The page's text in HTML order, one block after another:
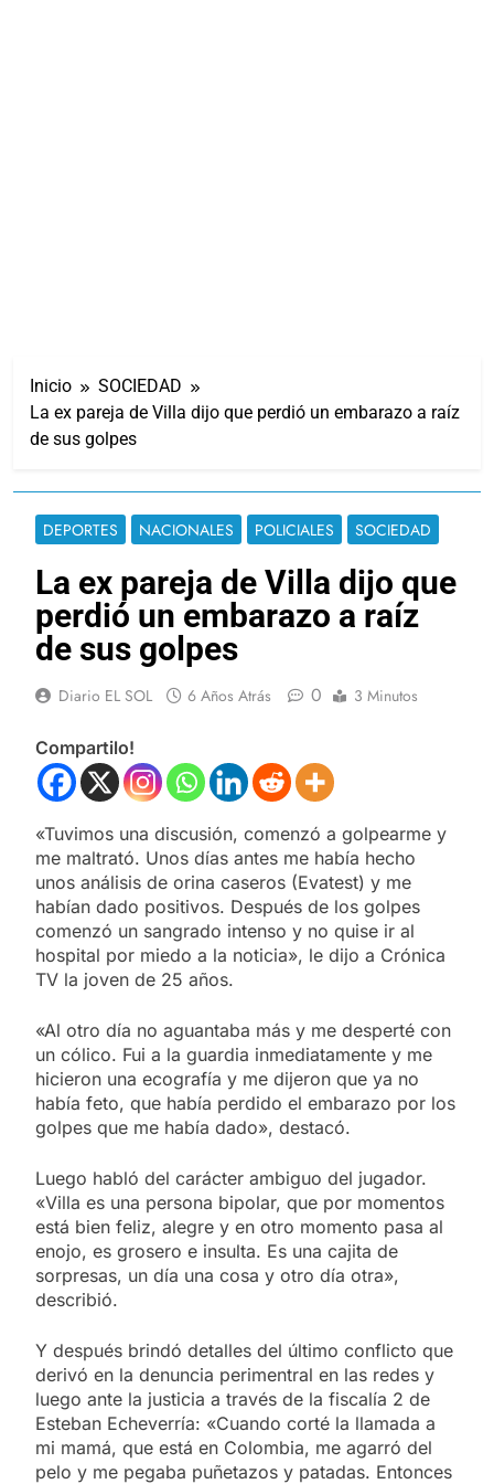
Inicio
SOCIEDAD
La ex pareja de Villa dijo que perdió un embarazo a raíz
de sus golpes
DEPORTES NACIONALES POLICIALES SOCIEDAD
La ex pareja de Villa dijo que
perdió un embarazo a raíz
de sus golpes
Diario EL SOL 6 Años Atrás 0 3 Minutos
Compartilo!
«Tuvimos una discusión, comenzó a golpearme y
me maltrató. Unos días antes me había hecho
unos análisis de orina caseros (Evatest) y me
habían dado positivos. Después de los golpes
comenzó un sangrado intenso y no quise ir al
hospital por miedo a la noticia», le dijo a Crónica
TV la joven de 25 años.
«Al otro día no aguantaba más y me desperté con
un cólico. Fui a la guardia inmediatamente y me
hicieron una ecografía y me dijeron que ya no
había feto, que había perdido el embarazo por los
golpes que me había dado», destacó.
Luego habló del carácter ambiguo del jugador.
«Villa es una persona bipolar, que por momentos
está bien feliz, alegre y en otro momento pasa al
enojo, es grosero e insulta. Es una cajita de
sorpresas, un día una cosa y otro día otra»,
describió.
Y después brindó detalles del último conflicto que
derivó en la denuncia perimentral en las redes y
luego ante la justicia a través de la fiscalía 2 de
Esteban Echeverría: «Cuando corté la llamada a
mi mamá, que está en Colombia, me agarró del
pelo y me pegaba puñetazos y patadas. Entonces